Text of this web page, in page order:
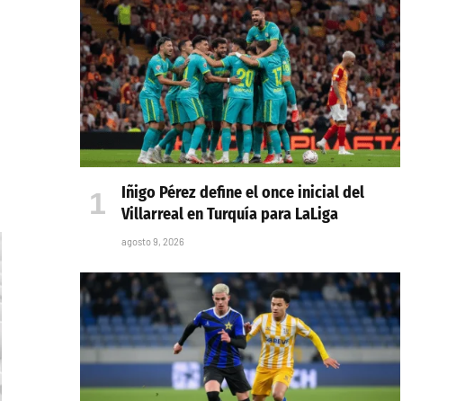
Iñigo Pérez define el once inicial del
Villarreal en Turquía para LaLiga
agosto 9, 2026